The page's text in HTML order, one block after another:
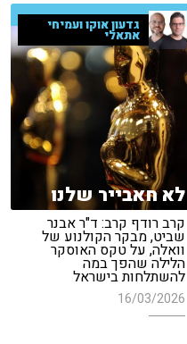
גדעון אוקו ועמיחי
אתאלי
לא חאבייר שלנו
קרב רודף קרב: ד"ר אבנר
שביט, מבקר הקולנוע של
וואלה, על טקס האוסקר
הלילה שהפך במה
להשתלחות בישראל
16/03/2026